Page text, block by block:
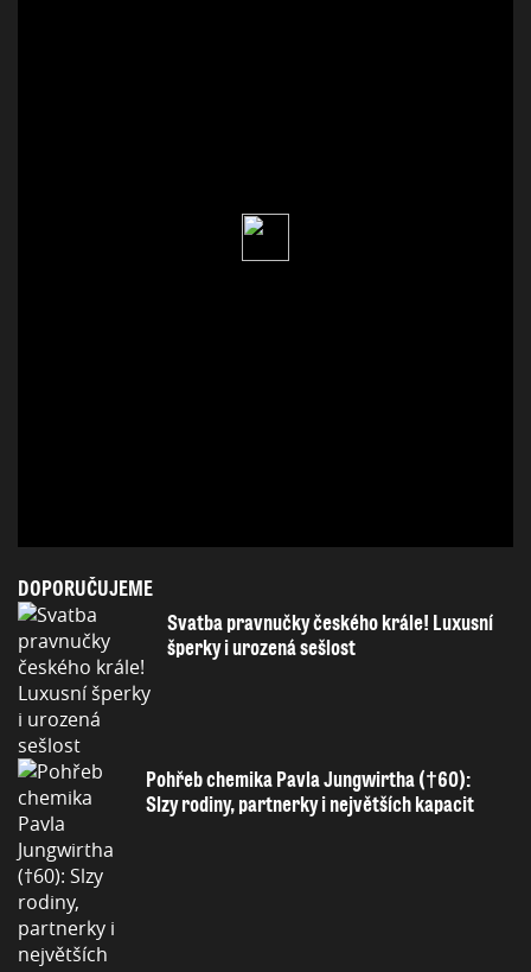
DOPORUČUJEME
Svatba pravnučky českého krále! Luxusní
šperky i urozená sešlost
Pohřeb chemika Pavla Jungwirtha (†60):
Slzy rodiny, partnerky i největších kapacit